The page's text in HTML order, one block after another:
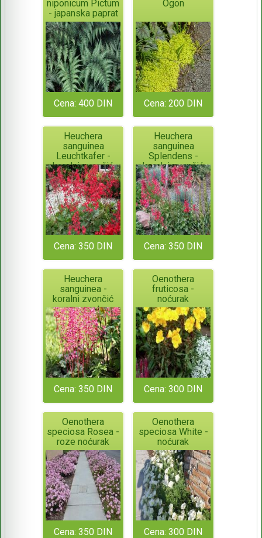
niponicum Pictum
- japanska paprat
Cena: 400 DIN
Ogon
Cena: 200 DIN
Heuchera
sanguinea
Leuchtkafer -
koralni zvončić
bordo boje
Cena: 350 DIN
Heuchera
sanguinea
Splendens -
koralni zvončić
crvenog cveta
Cena: 350 DIN
Heuchera
sanguinea -
koralni zvončić
roze cveta
Cena: 350 DIN
Oenothera
fruticosa -
noćurak
Cena: 300 DIN
Oenothera
speciosa Rosea -
roze noćurak
Cena: 350 DIN
Oenothera
speciosa White -
noćurak
Cena: 300 DIN